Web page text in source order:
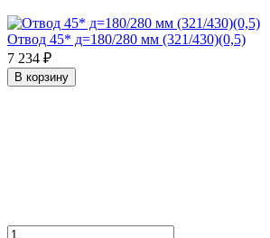
Отвод 45* д=180/280 мм (321/430)(0,5)
7 234 ₽
В корзину